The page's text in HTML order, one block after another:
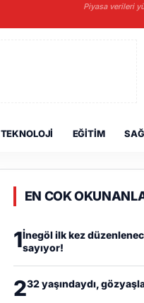
Piyasa verileri
TEKNOLOJI EĞITIM
EN COK
1İnegöl ilk kez
sayıyor!
232 yaşındaydı,